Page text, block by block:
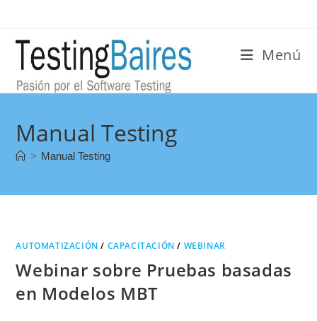
Menú
Manual Testing
> Manual Testing
AUTOMATIZACIÓN / CAPACITACIÓN / WEBINAR
Webinar sobre Pruebas basadas
en Modelos MBT